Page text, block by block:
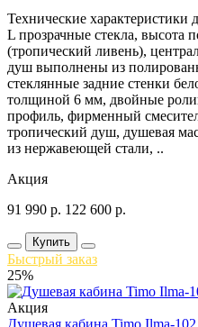
Технические
L прозрачные стекла, высота
(тропический ливень),
душ выполнены из
стеклянные задние стенки
толщиной 6 мм, двойные
профиль, фирменный
тропический душ, душевая
из нержавеющей стали, ..
Акция
91 990 р. 122 600 р.
Купить
Быстрый заказ
25%
Акция
Душевая кабина Timo Ilma-102